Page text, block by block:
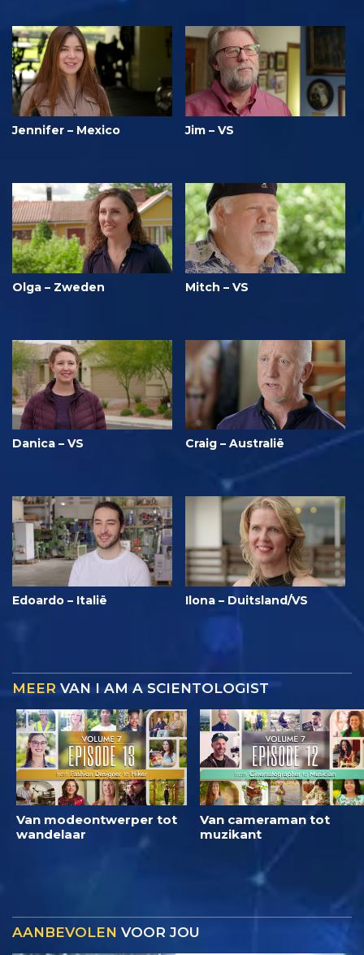
Jennifer – Mexico Jim – VS
Olga – Zweden Mitch – VS
Danica – VS Craig – Australië
Edoardo – Italië Ilona – Duitsland/VS
MEER VAN I AM A SCIENTOLOGIST
Van modeontwerper tot
wandelaar
Van cameraman tot
muzikant
AANBEVOLEN VOOR JOU